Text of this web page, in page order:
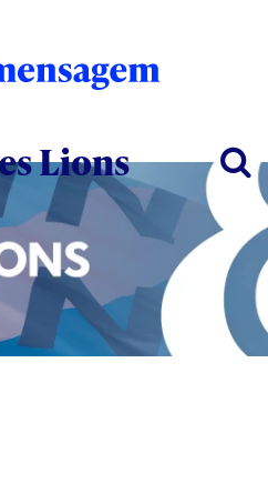
Lions